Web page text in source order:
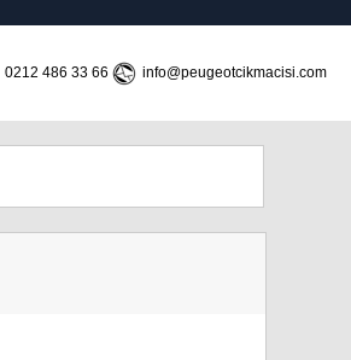
0212 486 33 66 info@peugeotcikmacisi.com